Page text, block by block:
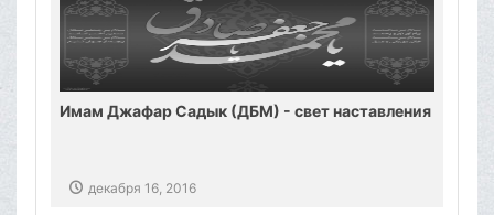
Имам Джафар Садык (ДБМ) - свет наставления
декабря 16, 2016